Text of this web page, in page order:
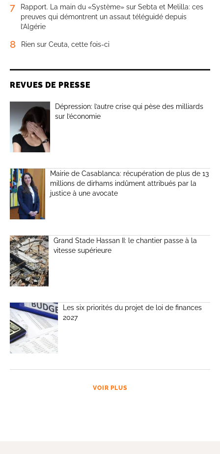
7
Rapport. La main du «Système» sur Sebta et Melilla: ces
preuves qui démontrent un assaut téléguidé depuis
l’Algérie
8 Rien sur Ceuta, cette fois-ci
REVUES DE PRESSE
Dépression: l’autre crise qui pèse des milliards
sur l’économie
Mairie de Casablanca: récupération de plus de 13
millions de dirhams indûment attribués par la
justice à une avocate
Grand Stade Hassan II: le chantier passe à la
vitesse supérieure
Les six priorités du projet de loi de finances
2027
VOIR PLUS